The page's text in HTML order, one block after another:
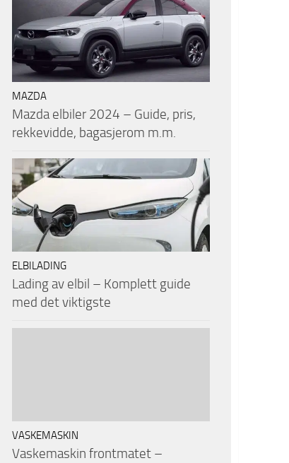
MAZDA
Mazda elbiler 2024 – Guide, pris,
rekkevidde, bagasjerom m.m.
ELBILADING
Lading av elbil – Komplett guide
med det viktigste
VASKEMASKIN
Vaskemaskin frontmatet –